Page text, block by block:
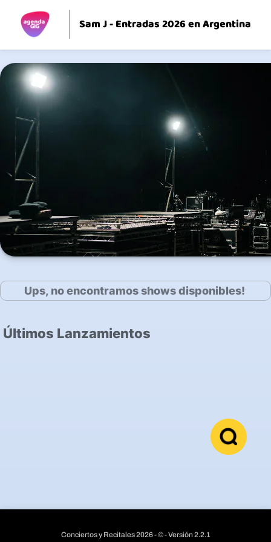
Sam J - Entradas 2026 en Argentina
Ups, no encontramos shows disponibles!
Últimos Lanzamientos
Conciertos y Recitales 2026 - © - Versión 2.2.1